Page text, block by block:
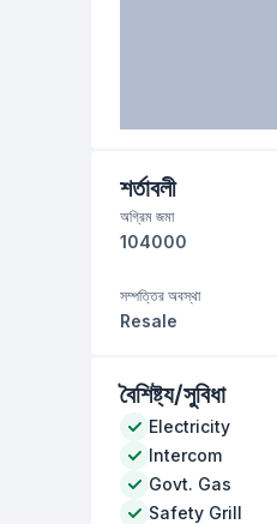
শর্তাবলী
অগ্রিম জমা
104000
সম্পত্তির অবস্থা
Resale
বৈশিষ্ট্য/সুবিধা
Electricity
Intercom
Govt. Gas
Safety Grill